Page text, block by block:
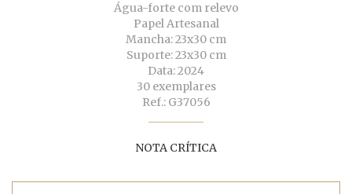
Água-forte com relevo
Papel Artesanal
Mancha: 23x30 cm
Suporte: 23x30 cm
Data: 2024
30 exemplares
Ref.: G37056
NOTA CRÍTICA